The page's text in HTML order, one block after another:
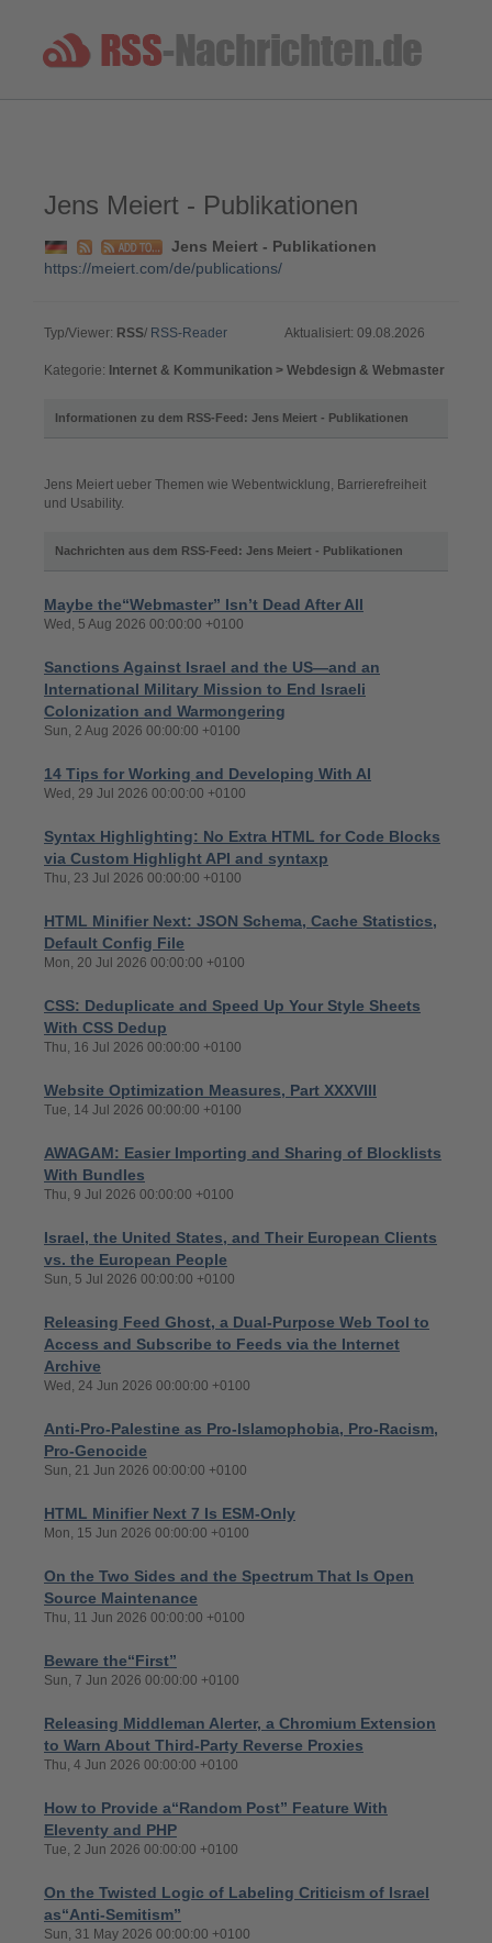
Jens Meiert - Publikationen
Jens Meiert - Publikationen
https://meiert.com/de/publications/
Typ/Viewer: RSS/ RSS-Reader Aktualisiert: 09.08.2026
Kategorie: Internet & Kommunikation > Webdesign & Webmaster
Informationen zu dem RSS-Feed: Jens Meiert - Publikationen
Jens Meiert ueber Themen wie Webentwicklung, Barrierefreiheit
und Usability.
Nachrichten aus dem RSS-Feed: Jens Meiert - Publikationen
Maybe the“Webmaster” Isn’t Dead After All
Wed, 5 Aug 2026 00:00:00 +0100
Sanctions Against Israel and the US—and an
International Military Mission to End Israeli
Colonization and Warmongering
Sun, 2 Aug 2026 00:00:00 +0100
14 Tips for Working and Developing With AI
Wed, 29 Jul 2026 00:00:00 +0100
Syntax Highlighting: No Extra HTML for Code Blocks
via Custom Highlight API and syntaxp
Thu, 23 Jul 2026 00:00:00 +0100
HTML Minifier Next: JSON Schema, Cache Statistics,
Default Config File
Mon, 20 Jul 2026 00:00:00 +0100
CSS: Deduplicate and Speed Up Your Style Sheets
With CSS Dedup
Thu, 16 Jul 2026 00:00:00 +0100
Website Optimization Measures, Part XXXVIII
Tue, 14 Jul 2026 00:00:00 +0100
AWAGAM: Easier Importing and Sharing of Blocklists
With Bundles
Thu, 9 Jul 2026 00:00:00 +0100
Israel, the United States, and Their European Clients
vs. the European People
Sun, 5 Jul 2026 00:00:00 +0100
Releasing Feed Ghost, a Dual-Purpose Web Tool to
Access and Subscribe to Feeds via the Internet
Archive
Wed, 24 Jun 2026 00:00:00 +0100
Anti-Pro-Palestine as Pro-Islamophobia, Pro-Racism,
Pro-Genocide
Sun, 21 Jun 2026 00:00:00 +0100
HTML Minifier Next 7 Is ESM-Only
Mon, 15 Jun 2026 00:00:00 +0100
On the Two Sides and the Spectrum That Is Open
Source Maintenance
Thu, 11 Jun 2026 00:00:00 +0100
Beware the“First”
Sun, 7 Jun 2026 00:00:00 +0100
Releasing Middleman Alerter, a Chromium Extension
to Warn About Third-Party Reverse Proxies
Thu, 4 Jun 2026 00:00:00 +0100
How to Provide a“Random Post” Feature With
Eleventy and PHP
Tue, 2 Jun 2026 00:00:00 +0100
On the Twisted Logic of Labeling Criticism of Israel
as“Anti-Semitism”
Sun, 31 May 2026 00:00:00 +0100